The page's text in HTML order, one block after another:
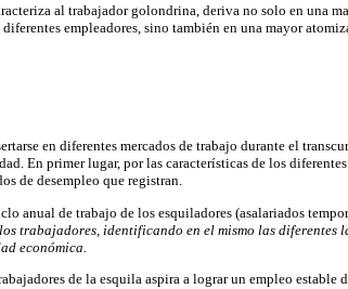
al trabajador golondrina, deriva no solo en una
empleadores, sino también en una mayor
en diferentes mercados de trabajo durante el
En primer lugar, por las características de los
de desempleo que registran.
anual de trabajo de los esquiladores (asalariados
trabajadores, identificando en el mismo las diferentes
económica.
de la esquila aspira a lograr un empleo estable